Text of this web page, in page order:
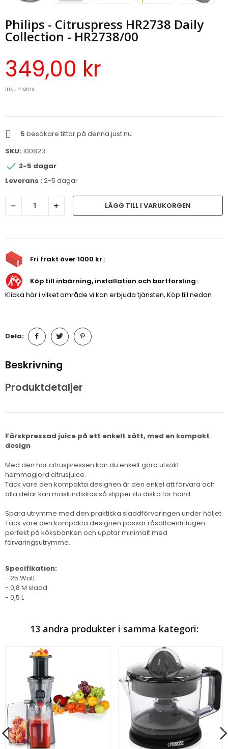
Philips - Citruspress HR2738 Daily
Collection - HR2738/00
349,00 kr
Inkl. moms
5 besökare tittar på denna just nu
SKU: 100823
 2-5 dagar
Leverans : 2-5 dagar
LÄGG TILL I VARUKORGEN
Fri frakt över 1000 kr
Köp till inbärning, installation och bortforsling
Klicka här i vilket område vi kan erbjuda tjänsten, Köp till nedan
Dela:
Beskrivning
Produktdetaljer
Färskpressad juice på ett enkelt sätt, med en kompakt
design
Med den här citruspressen kan du enkelt göra utsökt
hemmagjord citrusjuice.
Tack vare den kompakta designen är den enkel att förvara och
alla delar kan maskindiskas så slipper du diska för hand.
Spara utrymme med den praktiska sladdförvaringen under höljet.
Tack vare den kompakta designen passar råsaftcentrifugen
perfekt på köksbänken och upptar minimalt med
förvaringsutrymme.
Specifikation:
- 25 Watt
- 0,8 M sladd
- 0,5 L
13 andra produkter i samma kategori: